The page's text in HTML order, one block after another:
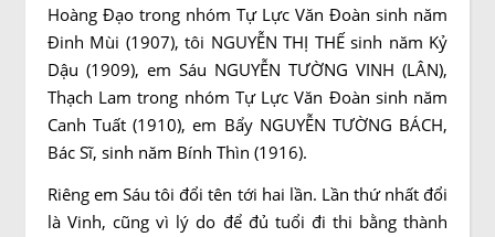
Hoàng Đạo trong nhóm Tự Lực Văn Đoàn sinh năm
Đinh Mùi (1907), tôi NGUYỄN THỊ THẾ sinh năm Kỷ
Dậu (1909), em Sáu NGUYỄN TƯỜNG VINH (LÂN),
Thạch Lam trong nhóm Tự Lực Văn Đoàn sinh năm
Canh Tuất (1910), em Bẩy NGUYỄN TƯỜNG BÁCH,
Bác Sĩ, sinh năm Bính Thìn (1916).
Riêng em Sáu tôi đổi tên tới hai lần. Lần thứ nhất đổi
là Vinh, cũng vì lý do để đủ tuổi đi thi bằng thành